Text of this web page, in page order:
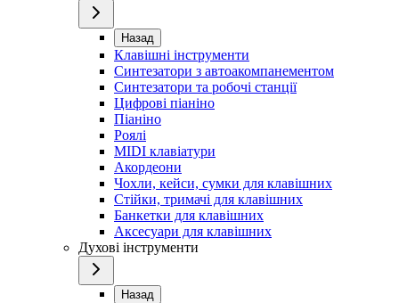
Назад
Клавішні інструменти
Синтезатори з автоакомпанементом
Синтезатори та робочі станції
Цифрові піаніно
Піаніно
Роялі
MIDI клавіатури
Акордеони
Чохли, кейси, сумки для клавішних
Стійки, тримачі для клавішних
Банкетки для клавішних
Аксесуари для клавішних
Духові інструменти
Назад